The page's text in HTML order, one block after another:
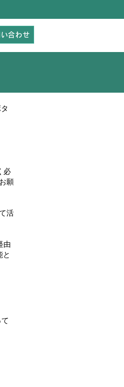
合わせ
必
願
活
由
と